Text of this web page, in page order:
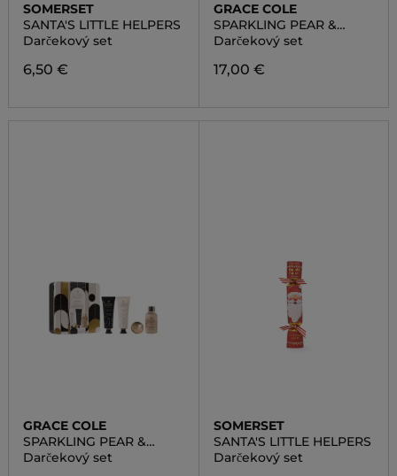
SOMERSET
SANTA'S LITTLE HELPERS
Darčekový set
6,50 €
GRACE COLE
SPARKLING PEAR &
NECTARINE BLOSSOM
Darčekový set
17,00 €
GRACE COLE
SPARKLING PEAR &
NECTARINE BLOSSOM
Darčekový set
SOMERSET
SANTA'S LITTLE HELPERS
Darčekový set